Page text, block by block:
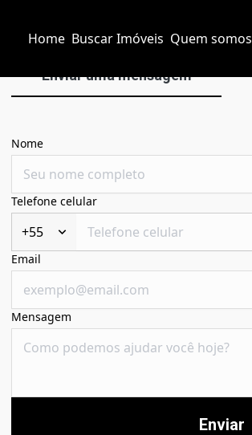
Home Buscar Imóveis Quem somos
Enviar uma mensagem
Nome
Telefone celular
+55
Email
Mensagem
Enviar